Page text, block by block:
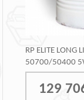
RP ELITE LONG
50700/50400
129